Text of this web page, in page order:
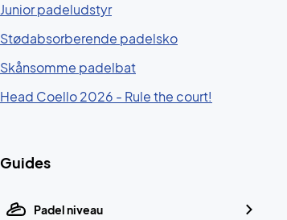
Junior padeludstyr
Stødabsorberende padelsko
Skånsomme padelbat
Head Coello 2026 - Rule the court!
Guides
Padel niveau